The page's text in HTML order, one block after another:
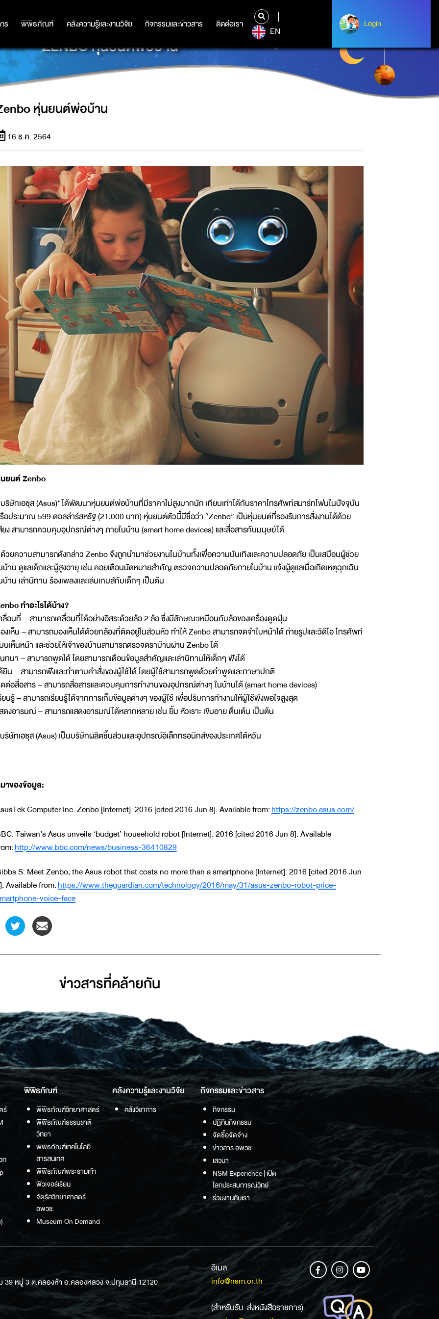
ร พิพิธภัณฑ์ คลังความรู้และงานวิจัย กิจกรรมและข่าวสาร ติดต่อเรา
ร พิพิธภัณฑ์ คลังความรู้และงานวิจัย กิจกรรมและข่าวสาร ติดต่อเรา
EN
Login
Login
ZENBO หุ่นยนต์พ่อบ้าน
หุ่นยนต์พ่อบ้าน
16 ธ.ค. 2564
ยนต์ Zenbo
บริษัทเอซุส (Asus)* ได้พัฒนาหุ่นยนต์พ่อบ้านที่มีราคาไม่สูงมากนัก เทียบเท่าได้กับราคาโทรศัพท์สมาร์ทโฟนในปัจจุบัน
อประมาณ 599 ดอลล่าร์สหรัฐ (21,000 บาท) หุ่นยนต์ตัวนี้มีชื่อว่า “Zenbo” เป็นหุ่นยนต์ที่รองรับการสั่งงานได้ด้วย
ยง สามารถควบคุมอุปกรณ์ต่างๆ ภายในบ้าน (smart home devices) และสื่อสารกับมนุษย์ได้
ด้วยความสามารถดังกล่าว Zenbo จึงถูกนำมาช่วยงานในบ้านทั้งเพื่อความบันเทิงและความปลอดภัย เป็นเสมือนผู้ช่วย
บ้าน ดูแลเด็กและผู้สูงอายุ เช่น คอยเตือนนัดหมายสำคัญ ตรวจความปลอดภัยภายในบ้าน แจ้งผู้ดูแลเมื่อเกิดเหตุฉุกเฉิน
บ้าน เล่านิทาน ร้องเพลงและเล่นเกมส์กับเด็กๆ เป็นต้น
ทำอะไรได้บ้าง?
ลื่อนที่ – สามารถเคลื่อนที่ได้อย่างอิสระด้วยล้อ 2 ล้อ ซึ่งมีลักษณะเหมือนกับล้อของเครื่องดูดฝุ่น
งเห็น – สามารถมองเห็นได้ด้วยกล้องที่ติดอยู่ในส่วนหัว ทำให้ Zenbo สามารถจดจำใบหน้าได้ ถ่ายรูปและวิดีโอ โทรศัพท์
บเห็นหน้า และช่วยให้เจ้าของบ้านสามารถตรวจตราบ้านผ่าน Zenbo ได้
ทนา – สามารถพูดได้ โดยสามารถเตือนข้อมูลสำคัญและเล่านิทานให้เด็กๆ ฟังได้
ยิน – สามารถฟังและทำตามคำสั่งของผู้ใช้ได้ โดยผู้ใช้สามารถพูดด้วยคำพูดและภาษาปกติ
ต่อสื่อสาร – สามารถสื่อสารและควบคุมการทำงานของอุปกรณ์ต่างๆ ในบ้านได้ (smart home devices)
ยนรู้ – สามารถเรียนรู้ได้จากการเก็บข้อมูลต่างๆ ของผู้ใช้ เพื่อปรับการทำงานให้ผู้ใช้พึงพอใจสูงสุด
ดงอารมณ์ – สามารถแสดงอารมณ์ได้หลากหลาย เช่น ยิ้ม หัวเราะ เขินอาย ตื่นเต้น เป็นต้น
ริษัทเอซุส (Asus) เป็นบริษัทผลิตชิ้นส่วนและอุปกรณ์อิเล็กทรอนิกส์ของประเทศไต้หวัน
าของข้อมูล:
Computer Inc. Zenbo [Internet]. 2016 [cited 2016 Jun 8]. Available from:https://zenbo.asus.com/
Taiwan’s Asus unveils ‘budget’ household robot [Internet]. 2016 [cited 2016 Jun 8]. Available
http://www.bbc.com/news/business-36410829
S. Meet Zenbo, the Asus robot that costs no more than a smartphone [Internet]. 2016 [cited 2016 Jun
Available from:https://www.theguardian.com/technology/2016/may/31/asus-zenbo-robot-price-
voice-face
ข่าวสารที่่คล้ายกัน
ร์
ก
พิพิธภัณฑ์
พิพิธภัณฑ์วิทยาศาสตร์
พิพิธภัณฑ์ธรรมชาติ
วิทยา
พิพิธภัณฑ์เทคโนโลยี
สารสนเทศ
พิพิธภัณฑ์พระรามเก้า
ฟิวเจอร์เรียม
จัตุรัสวิทยาศาสตร์
อพวช.
Museum On Demand
คลังความรู้และงานวิจัย
คลังวิชาการ
กิจกรรมและข่าวสาร
กิจกรรม
ปฏิทินกิจกรรม
จัดซื้อจัดจ้าง
ข่าวสาร อพวช.
เสวนา
NSM Experience | เปิด
โลกประสบการณ์วิทย์
ร่วมงานกับเรา
39 หมู่ 3 ต.คลองห้า อ.คลองหลวง จ.ปทุมธานี 12120
อีเมล
info@nsm.or.th
(สำหรับรับ-ส่งหนังสือราชการ)